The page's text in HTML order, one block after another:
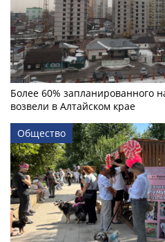
Более 60% запланированного
возвели в Алтайском крае
Общество